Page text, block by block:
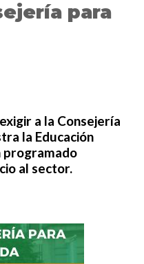
para
a la Consejería
la Educación
programado
al sector.